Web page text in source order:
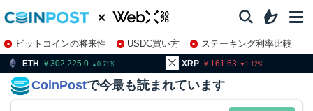
ビットコインの将来性 USDC買い方
ステーキング利率比較
株特集・関連銘柄
0.71 161.63 1.12
CoinPostで今最も読まれています